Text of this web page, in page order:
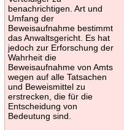
benachrichtigen. Art und
Umfang der
Beweisaufnahme bestimmt
das Anwaltsgericht. Es hat
jedoch zur Erforschung der
Wahrheit die
Beweisaufnahme von Amts
wegen auf alle Tatsachen
und Beweismittel zu
erstrecken, die für die
Entscheidung von
Bedeutung sind.